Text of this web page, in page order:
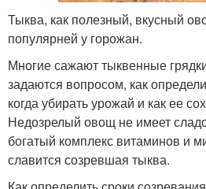
Тыква, как полезный, вкусный
популярней у горожан.
Многие сажают тыквенные
задаются вопросом, как
когда убирать урожай и как ее
Недозрелый овощ не имеет
богатый комплекс витаминов и
славится созревшая тыква.